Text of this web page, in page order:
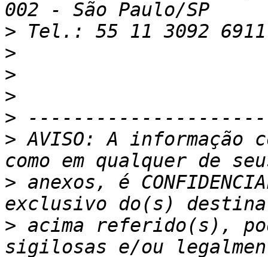
>
>
>
>
>
> AVISO: A informação
> anexos, é
> acima referido(s),